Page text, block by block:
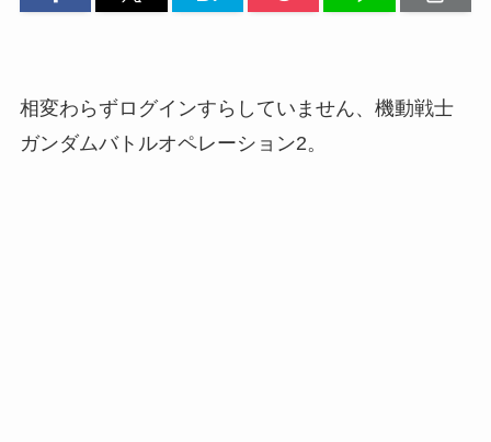
相変わらずログインすらしていません、機動戦士
ガンダムバトルオペレーション2。